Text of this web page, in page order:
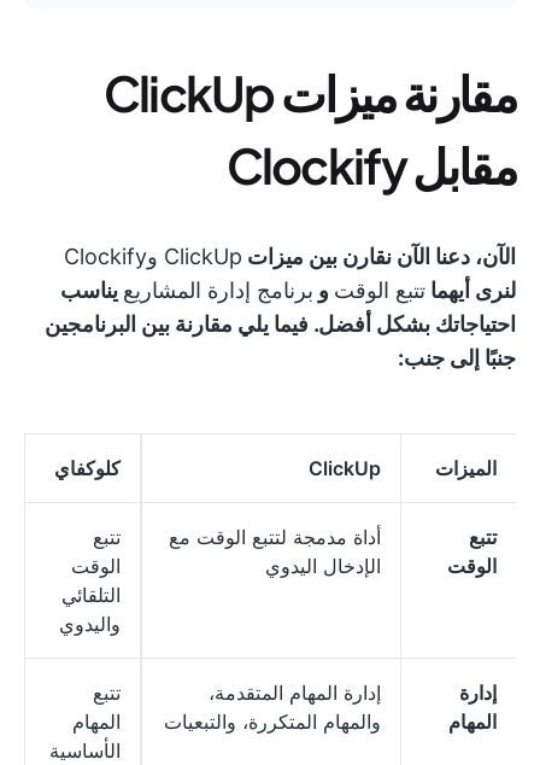
مقارنة ميزات ClickUp
مقابل Clockify
الآن، دعنا الآن نقارن بين ميزات ClickUp وClockify
لنرى أيهما تتبع الوقت و برنامج إدارة المشاريع يناسب
احتياجاتك بشكل أفضل. فيما يلي مقارنة بين البرنامجين
جنبًا إلى جنب:
الميزات ClickUp كلوكفاي
تتبع
الوقت
أداة مدمجة لتتبع الوقت مع
الإدخال اليدوي
تتبع
الوقت
التلقائي
واليدوي
إدارة
المهام
إدارة المهام المتقدمة،
والمهام المتكررة، والتبعيات
تتبع
المهام
الأساسية